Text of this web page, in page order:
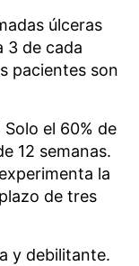
úlceras
3 de cada
pacientes son
el 60% de
12 semanas.
la
de tres
y debilitante.